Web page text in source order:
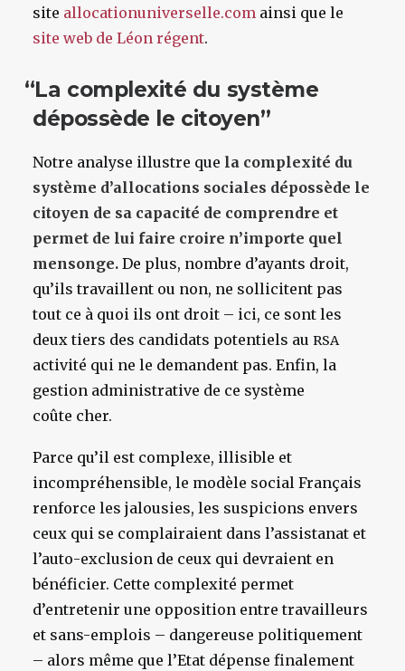
site allocationuniverselle.com ainsi que le
site web de Léon régent.
“La complexité du système
dépossède le citoyen”
Notre analyse illustre que la complexité du
système d’allocations sociales dépossède le
citoyen de sa capacité de comprendre et
permet de lui faire croire n’importe quel
mensonge. De plus, nombre d’ayants droit,
qu’ils travaillent ou non, ne sollicitent pas
tout ce à quoi ils ont droit – ici, ce sont les
deux tiers des candidats potentiels au RSA
activité qui ne le demandent pas. Enfin, la
gestion administrative de ce système
coûte cher.
Parce qu’il est complexe, illisible et
incompréhensible, le modèle social Français
renforce les jalousies, les suspicions envers
ceux qui se complairaient dans l’assistanat et
l’auto-exclusion de ceux qui devraient en
bénéficier. Cette complexité permet
d’entretenir une opposition entre travailleurs
et sans-emplois – dangereuse politiquement
– alors même que l’Etat dépense finalement